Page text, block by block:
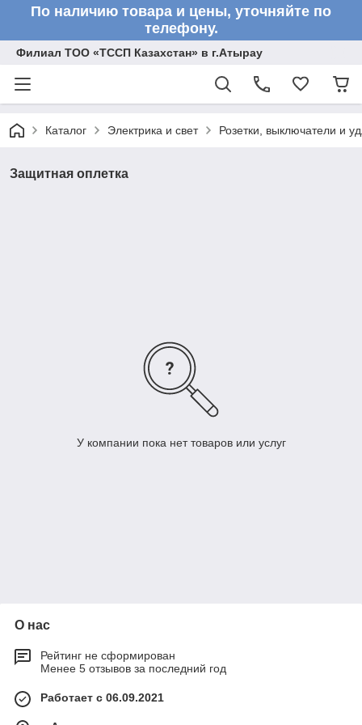
По наличию товара и цены, уточняйте по
телефону.
Филиал ТОО «ТССП Казахстан» в г.Атырау
Каталог Электрика и свет Розетки, выключатели и
Защитная оплетка
У компании пока нет товаров или услуг
О нас
Рейтинг не сформирован
Менее 5 отзывов за последний год
Работает с 06.09.2021